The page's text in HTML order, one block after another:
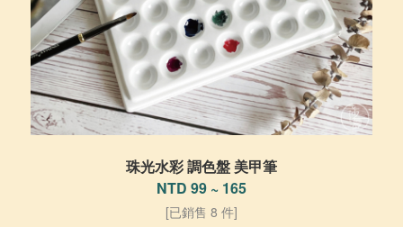
珠光水彩 調色盤 美甲筆
NTD 99 ~ 165
[已銷售 8 件]